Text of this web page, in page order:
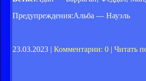
Предупреждения:Альба — Науэль
23.03.2023 | Комментарии: 0 | Читать